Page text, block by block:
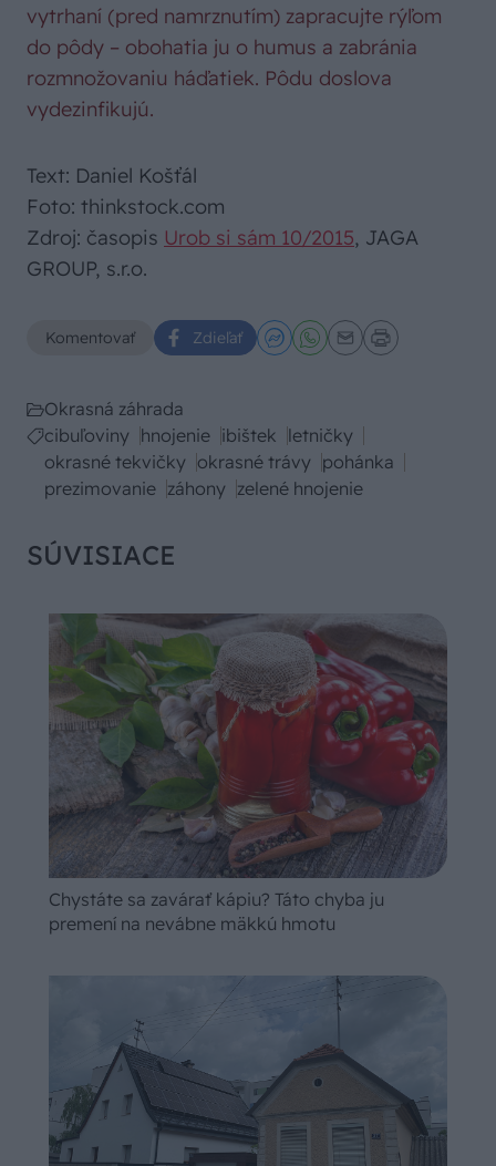
vytrhaní (pred namrznutím) zapracujte rýľom
do pôdy – obohatia ju o humus a zabránia
rozmnožovaniu háďatiek. Pôdu doslova
vydezinfikujú.
Text: Daniel Košťál
Foto: thinkstock.com
Zdroj: časopis Urob si sám 10/2015, JAGA
GROUP, s.r.o.
Komentovať Zdieľať
Okrasná záhrada
cibuľoviny hnojenie ibištek
letničky
okrasné tekvičky okrasné trávy pohánka
prezimovanie záhony zelené hnojenie
SÚVISIACE
Chystáte sa zavárať kápiu? Táto chyba ju
premení na nevábne mäkkú hmotu